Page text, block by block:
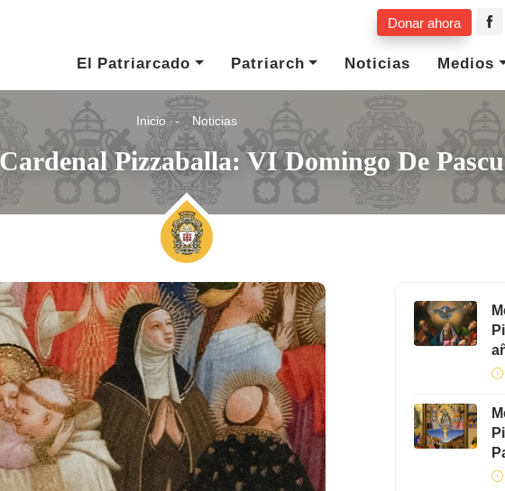
Donar ahora
El Patriarcado
Patriarch Noticias Medios
Inicio Noticias
Pizzaballa: VI Domingo De